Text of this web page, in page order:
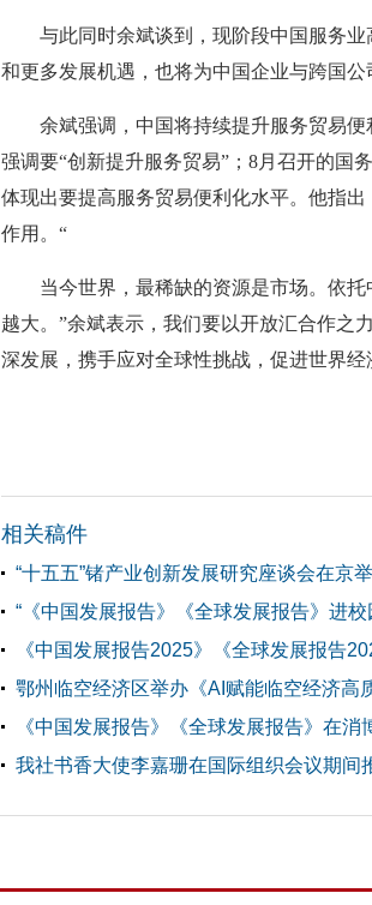
与此同时余斌谈到，现阶段中国服务
和更多发展机遇，也将为中国企业与跨国公
余斌强调，中国将持续提升服务贸易
强调要“创新提升服务贸易”；8月召开的国
体现出要提高服务贸易便利化水平。他指
作用。“
当今世界，最稀缺的资源是市场。依
越大。”余斌表示，我们要以开放汇合作之
深发展，携手应对全球性挑战，促进世界经
相关稿件
“十五五”锗产业创新发展研究座谈会在京
“《中国发展报告》《全球发展报告》进
《中国发展报告2025》《全球发展报告
鄂州临空经济区举办《AI赋能临空经济高
《中国发展报告》《全球发展报告》在消
我社书香大使李嘉珊在国际组织会议期间